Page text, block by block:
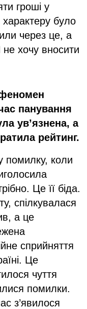
гроші у
характеру було
через це, а
хочу вносити
панування
ув’язнена, а
рейтинг.
помилку, коли
Це її біда.
спілкувалася
а це
сприйняття
Це
чуття
помилки.
з’явилося